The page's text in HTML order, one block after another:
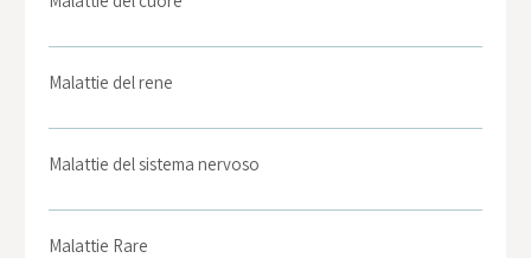
Malattie del rene
Malattie del sistema nervoso
Malattie Rare